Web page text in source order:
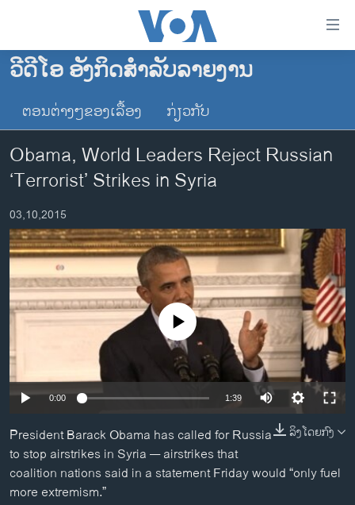
ເຂົ້າ
ຂ້າມ
ຂ້າມ
ໄປ
ຊອກ
ຄົ້ນ
ໂຮມເພຈ
ລາວ
ການເລືອກຕັ້ງ ປະທານາທີບໍດີ ສະຫະລັດ 2024
ໂລກ
ເອເຊຍ
ອິດສະຫຼະພາບດ້ານການຂ່າວ
ຊີວິດຊາວລາວ
ວິທະຍາສາດ-ເທັກໂນໂລຈີ
ທຸລະກິດ
ພາສາອັງກິດ
ວີດີໂອ
ສຽງ
ວີດີໂອ ອັງກິດສຳລັບລາຍງານ
ຕອນຕ່າງໆຂອງເລື້ອງ ກ່ຽວກັບ
Obama, World Leaders Reject Russian
‘Terrorist’ Strikes in Syria
03,10,2015
No media source currently available
0:00 1:39
ລິງໂດຍກົງ
President Barack Obama has called for Russia
to stop airstrikes in Syria — airstrikes that
coalition nations said in a statement Friday would “only fuel
more extremism.”